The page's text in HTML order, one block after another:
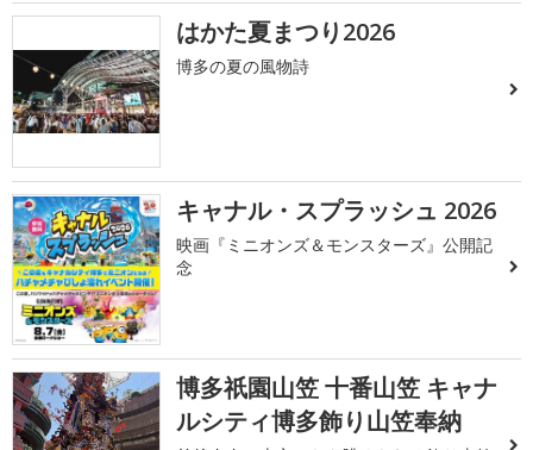
はかた夏まつり2026
博多の夏の風物詩
キャナル・スプラッシュ 2026
映画『ミニオンズ＆モンスターズ』公開記
念
博多祇園山笠 十番山笠 キャナ
ルシティ博多飾り山笠奉納